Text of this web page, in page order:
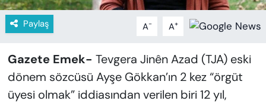
Paylaş A- A+
Gazete Emek- Tevgera Jinên Azad (TJA) eski
dönem sözcüsü Ayşe Gökkan’ın 2 kez “örgüt
üyesi olmak” iddiasından verilen biri 12 yıl,
YAZAR KÖŞESİ
VAN VE DİYARBAKIR HABERLERİ